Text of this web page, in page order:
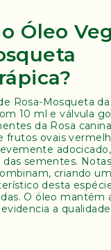
Óleo
Rosa-Mosqueta da
10 ml e válvula
da Rosa
frutos ovais
sementes.
criando
desta
O óleo mantém
a